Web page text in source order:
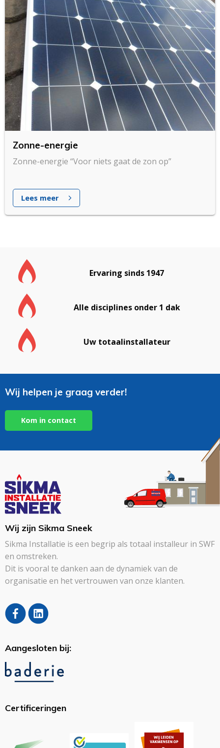
Zonne-energie
Zonne-energie “Voor niets gaat de zon op”
Lees meer
Ervaring sinds 1947
Alle disciplines onder 1 dak
Uw totaalinstallateur
Wij helpen je graag verder!
Kom in contact
Wij zijn Sikma Sneek
Sikma Installatie is een begrip als totaal installeur in SWF
en omstreken.
Dit is vooral te danken aan de dynamiek van de
organisatie en het vertrouwen van onze klanten.
Aangesloten bij:
Certificeringen